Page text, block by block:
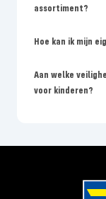
assortiment?
Hoe kan ik mijn
Aan welke
voor kinderen?